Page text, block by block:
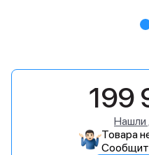
199
Нашли
Товара